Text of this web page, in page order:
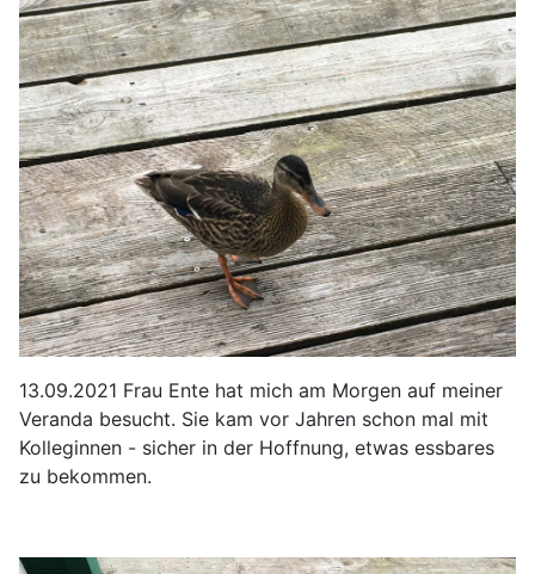
13.09.2021 Frau Ente hat mich am Morgen auf meiner
Veranda besucht. Sie kam vor Jahren schon mal mit
Kolleginnen - sicher in der Hoffnung, etwas essbares
zu bekommen.